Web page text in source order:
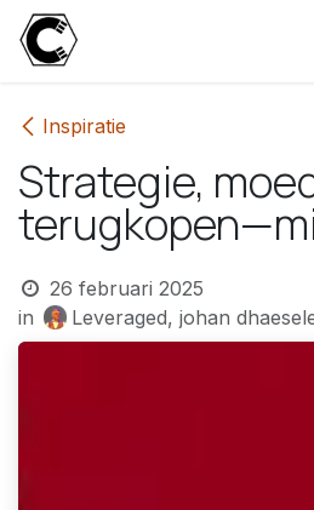
Overslaan naar inhoud
Inspiratie
Strategie,
26 februari 2025
in
Leveraged, johan